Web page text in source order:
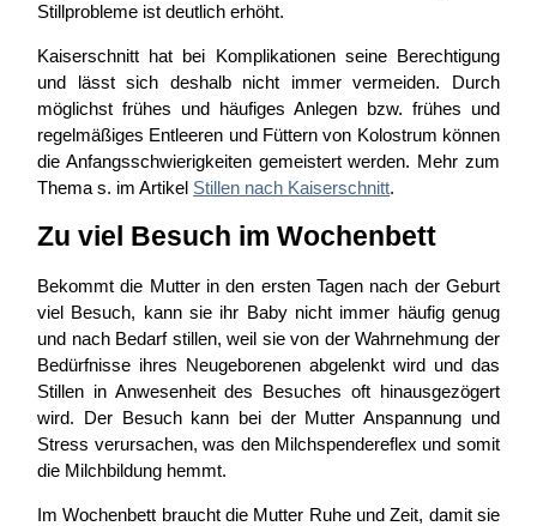
Stillprobleme ist deutlich erhöht.
Kaiserschnitt hat bei Komplikationen seine Berechtigung
und lässt sich deshalb nicht immer vermeiden. Durch
möglichst frühes und häufiges Anlegen bzw. frühes und
regelmäßiges Entleeren und Füttern von Kolostrum können
die Anfangsschwierigkeiten gemeistert werden. Mehr zum
Thema s. im Artikel Stillen nach Kaiserschnitt.
Zu viel Besuch im Wochenbett
Bekommt die Mutter in den ersten Tagen nach der Geburt
viel Besuch, kann sie ihr Baby nicht immer häufig genug
und nach Bedarf stillen, weil sie von der Wahrnehmung der
Bedürfnisse ihres Neugeborenen abgelenkt wird und das
Stillen in Anwesenheit des Besuches oft hinausgezögert
wird. Der Besuch kann bei der Mutter Anspannung und
Stress verursachen, was den Milchspendereflex und somit
die Milchbildung hemmt.
Im Wochenbett braucht die Mutter Ruhe und Zeit, damit sie